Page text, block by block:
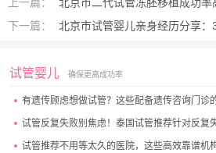
下一篇：
北京市试管婴儿亲身经历分享：38岁夫妇
试管婴儿 确保更高成功率
有遗传顾虑想做试管？这些配备遗传咨询门诊
试管反复失败别焦虑！泰国试管推荐针对反复
试管推荐不用等太久的医院，这些高效靠谱机